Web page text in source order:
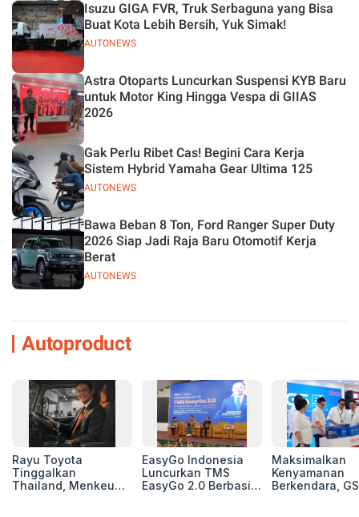
AUTONEWS
Isuzu GIGA FVR, Truk Serbaguna yang Bisa
Buat Kota Lebih Bersih, Yuk Simak!
Astra Otoparts Luncurkan Suspensi KYB Baru
untuk Motor King Hingga Vespa di GIIAS
2026
AUTONEWS
Gak Perlu Ribet Cas! Begini Cara Kerja
Sistem Hybrid Yamaha Gear Ultima 125
AUTONEWS
Bawa Beban 8 Ton, Ford Ranger Super Duty
2026 Siap Jadi Raja Baru Otomotif Kerja
Berat
Autoproduct
Rayu Toyota
Tinggalkan
Thailand, Menkeu
EasyGo Indonesia
Luncurkan TMS
EasyGo 2.0 Berbasis
Maksimalkan
Kenyamanan
Berkendara,